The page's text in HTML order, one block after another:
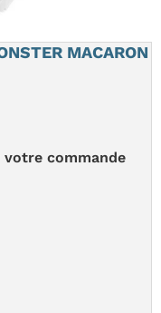
MACARON
commande